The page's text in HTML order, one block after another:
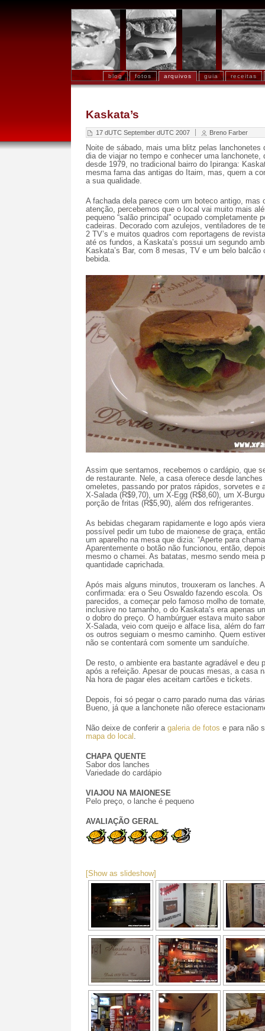
blog fotos arquivos guia receitas
Kaskata’s
17 dUTC September dUTC 2007 Breno Farber
Noite de sábado, mais uma blitz pelas lanchonetes
dia de viajar no tempo e conhecer uma lanchonete,
desde 1979, no tradicional bairro do Ipiranga:
mesma fama das antigas do Itaim, mas, quem a
a sua qualidade.
A fachada dela parece com um boteco antigo, mas
atenção, percebemos que o local vai muito mais
pequeno “salão principal” ocupado completamente
cadeiras. Decorado com azulejos, ventiladores de
2 TV’s e muitos quadros com reportagens de
até os fundos, a Kaskata’s possui um segundo
Kaskata’s Bar, com 8 mesas, TV e um belo balcão
bebida.
Assim que sentamos, recebemos o cardápio, que
de restaurante. Nele, a casa oferece desde
omeletes, passando por pratos rápidos, sorvetes e
X-Salada (R$9,70), um X-Egg (R$8,60), um X-
porção de fritas (R$5,90), além dos refrigerantes.
As bebidas chegaram rapidamente e logo após
possível pedir um tubo de maionese de graça,
um aparelho na mesa que dizia: “Aperte para
Aparentemente o botão não funcionou, então,
mesmo o chamei. As batatas, mesmo sendo meia
quantidade caprichada.
Após mais alguns minutos, trouxeram os lanches.
confirmada: era o Seu Oswaldo fazendo escola.
parecidos, a começar pelo famoso molho de
inclusive no tamanho, o do Kaskata’s era apenas
o dobro do preço. O hambúrguer estava muito
X-Salada, veio com queijo e alface lisa, além do
os outros seguiam o mesmo caminho. Quem
não se contentará com somente um sanduíche.
De resto, o ambiente era bastante agradável e deu
após a refeição. Apesar de poucas mesas, a casa
Na hora de pagar eles aceitam cartões e tickets.
Depois, foi só pegar o carro parado numa das
Bueno, já que a lanchonete não oferece
Não deixe de conferir a galeria de fotos e para não
mapa do local .
CHAPA QUENTE
Sabor dos lanches
Variedade do cardápio
VIAJOU NA MAIONESE
Pelo preço, o lanche é pequeno
AVALIAÇÃO GERAL
[Show as slideshow]